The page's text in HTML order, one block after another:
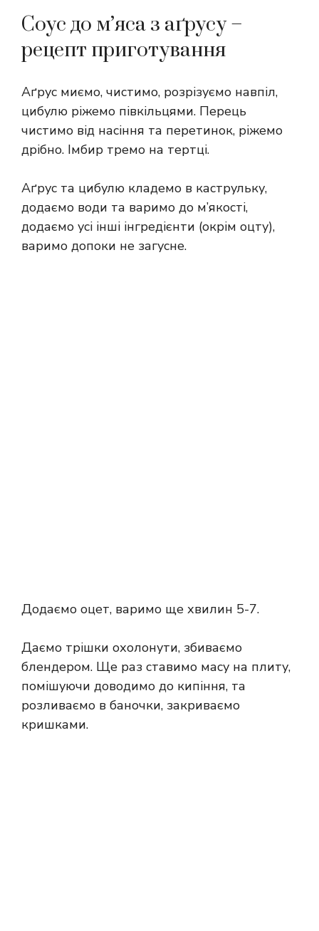
Соус до м’яса з аґрусу –
рецепт приготування
Аґрус миємо, чистимо, розрізуємо навпіл,
цибулю ріжемо півкільцями. Перець
чистимо від насіння та перетинок, ріжемо
дрібно. Імбир тремо на тертці.
Аґрус та цибулю кладемо в каструльку,
додаємо води та варимо до м’якості,
додаємо усі інші інгредієнти (окрім оцту),
варимо допоки не загусне.
Додаємо оцет, варимо ще хвилин 5-7.
Даємо трішки охолонути, збиваємо
блендером. Ще раз ставимо масу на плиту,
помішуючи доводимо до кипіння, та
розливаємо в баночки, закриваємо
кришками.